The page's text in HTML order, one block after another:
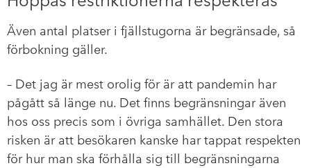
Även antal platser i fjällstugorna är begränsade, så
förbokning gäller.
– Det jag är mest orolig för är att pandemin har
pågått så länge nu. Det finns begränsningar även
hos oss precis som i övriga samhället. Den stora
risken är att besökaren kanske har tappat respekten
för hur man ska förhålla sig till begränsningarna